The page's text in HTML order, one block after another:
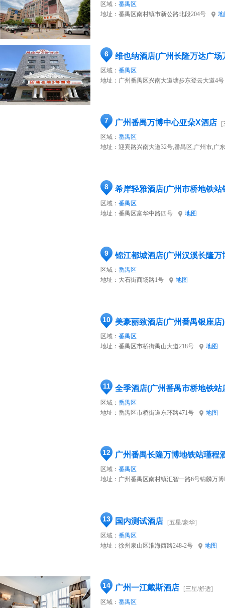
区域： 番禺区
地址： 番禺区南村镇市新公路北段204号
6 维也纳酒店(广州长隆万达广场
区域： 番禺区
地址： 广州番禺区兴南大道塘步东登云大道4号
7 广州番禺万博中心亚朵X酒店
[
区域： 番禺区
地址： 迎宾路兴南大道32号,番禺区,广州市,广东
8 希岸轻雅酒店(广州市桥地铁站
区域： 番禺区
地址： 番禺区富华中路四号 地图
9 锦江都城酒店(广州汉溪长隆万
区域： 番禺区
地址： 大石街商场路1号 地图
10 美豪丽致酒店(广州番禺银座店)
区域： 番禺区
地址： 番禺区市桥街禺山大道218号 地图
11 全季酒店(广州番禺市桥地铁站
区域： 番禺区
地址： 番禺区市桥街道东环路471号 地图
12 广州番禺长隆万博地铁站瑾程
区域： 番禺区
地址： 广州番禺区南村镇汇智一路6号锦麟万
13 国内测试酒店
[五星/豪华]
区域： 番禺区
地址： 徐州泉山区淮海西路248-2号 地图
14 广州一江戴斯酒店
[三星/舒适]
区域： 番禺区